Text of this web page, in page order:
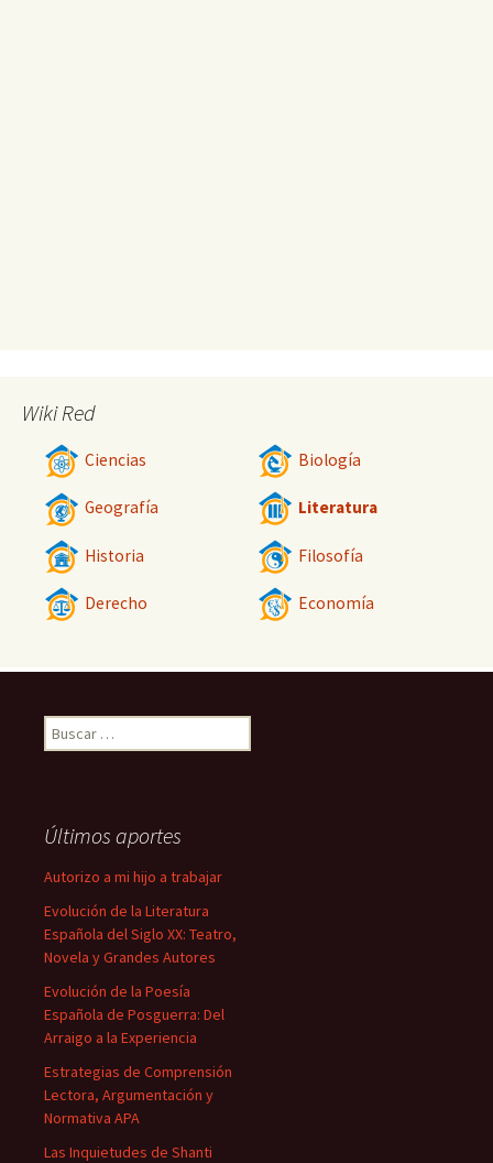
Wiki Red
Ciencias Biología
Geografía Literatura
Historia Filosofía
Derecho Economía
Buscar:
Últimos aportes
Autorizo a mi hijo a trabajar
Evolución de la Literatura
Española del Siglo XX: Teatro,
Novela y Grandes Autores
Evolución de la Poesía
Española de Posguerra: Del
Arraigo a la Experiencia
Estrategias de Comprensión
Lectora, Argumentación y
Normativa APA
Las Inquietudes de Shanti